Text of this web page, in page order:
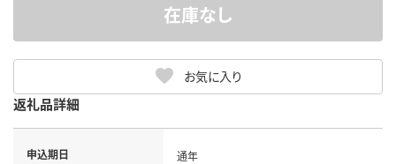
お気に入り
在庫なし
返礼品詳細
申込期日 通年